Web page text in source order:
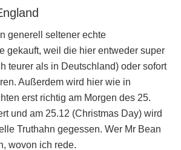
generell seltener echte
gekauft, weil die hier entweder super
teurer als in Deutschland) oder sofort
Außerdem wird hier wie in
erst richtig am Morgen des 25.
und am 25.12 (Christmas Day) wird
Truthahn gegessen. Wer Mr Bean
wovon ich rede.